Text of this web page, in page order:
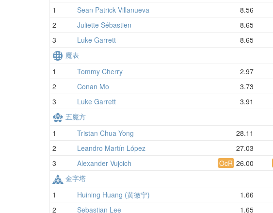
1
Sean Patrick Villanueva 8.56
2 Juliette Sébastien 8.65
3 Luke Garrett 8.65
魔表
1
Tommy Cherry 2.97
2 Conan Mo 3.73
3 Luke Garrett 3.91
五魔方
1
Tristan Chua Yong 28.11
2 Leandro Martín López 27.03
3 Alexander Vujcich OcR 26.00
金字塔
1
Huining Huang (黄徽宁) 1.66
2 Sebastian Lee 1.65